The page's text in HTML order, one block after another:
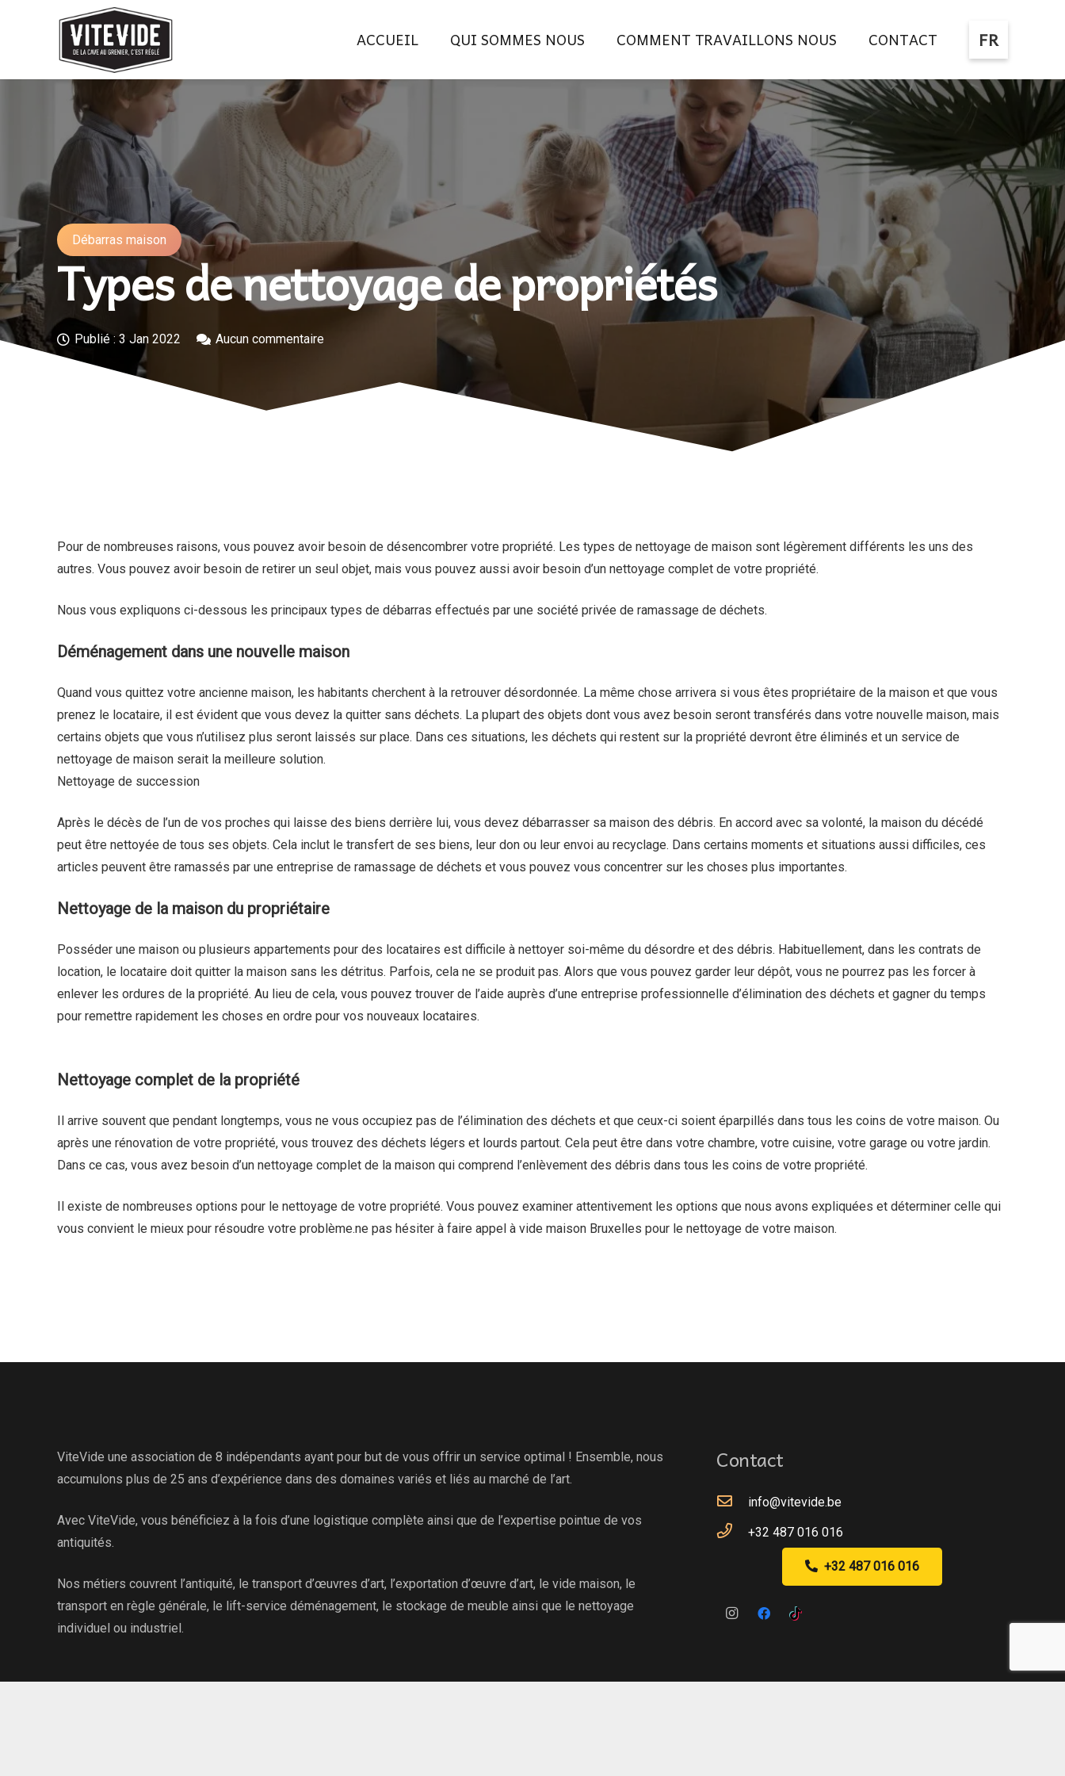
ACCUEIL QUI SOMMES NOUS COMMENT TRAVAILLONS NOUS CONTACT FR
Débarras maison
Types de nettoyage de propriétés
Publié :3 Jan 2022 Aucun commentaire
Pour de nombreuses raisons, vous pouvez avoir besoin de désencombrer votre propriété. Les types de nettoyage de maison sont légèrement différents les uns des
autres. Vous pouvez avoir besoin de retirer un seul objet, mais vous pouvez aussi avoir besoin d’un nettoyage complet de votre propriété.
Nous vous expliquons ci-dessous les principaux types de débarras effectués par une société privée de ramassage de déchets.
Déménagement dans une nouvelle maison
Quand vous quittez votre ancienne maison, les habitants cherchent à la retrouver désordonnée. La même chose arrivera si vous êtes propriétaire de la maison et que vous
prenez le locataire, il est évident que vous devez la quitter sans déchets. La plupart des objets dont vous avez besoin seront transférés dans votre nouvelle maison, mais
certains objets que vous n’utilisez plus seront laissés sur place. Dans ces situations, les déchets qui restent sur la propriété devront être éliminés et un service de
nettoyage de maison serait la meilleure solution.
Nettoyage de succession
Après le décès de l’un de vos proches qui laisse des biens derrière lui, vous devez débarrasser sa maison des débris. En accord avec sa volonté, la maison du décédé
peut être nettoyée de tous ses objets. Cela inclut le transfert de ses biens, leur don ou leur envoi au recyclage. Dans certains moments et situations aussi difficiles, ces
articles peuvent être ramassés par une entreprise de ramassage de déchets et vous pouvez vous concentrer sur les choses plus importantes.
Nettoyage de la maison du propriétaire
Posséder une maison ou plusieurs appartements pour des locataires est difficile à nettoyer soi-même du désordre et des débris. Habituellement, dans les contrats de
location, le locataire doit quitter la maison sans les détritus. Parfois, cela ne se produit pas. Alors que vous pouvez garder leur dépôt, vous ne pourrez pas les forcer à
enlever les ordures de la propriété. Au lieu de cela, vous pouvez trouver de l’aide auprès d’une entreprise professionnelle d’élimination des déchets et gagner du temps
pour remettre rapidement les choses en ordre pour vos nouveaux locataires.
Nettoyage complet de la propriété
Il arrive souvent que pendant longtemps, vous ne vous occupiez pas de l’élimination des déchets et que ceux-ci soient éparpillés dans tous les coins de votre maison. Ou
après une rénovation de votre propriété, vous trouvez des déchets légers et lourds partout. Cela peut être dans votre chambre, votre cuisine, votre garage ou votre jardin.
Dans ce cas, vous avez besoin d’un nettoyage complet de la maison qui comprend l’enlèvement des débris dans tous les coins de votre propriété.
Il existe de nombreuses options pour le nettoyage de votre propriété. Vous pouvez examiner attentivement les options que nous avons expliquées et déterminer celle qui
vous convient le mieux pour résoudre votre problème.ne pas hésiter à faire appel à vide maison Bruxelles pour le nettoyage de votre maison.
ViteVide une association de 8 indépendants ayant pour but de vous offrir un service optimal ! Ensemble, nous
accumulons plus de 25 ans d’expérience dans des domaines variés et liés au marché de l’art.
Avec ViteVide, vous bénéficiez à la fois d’une logistique complète ainsi que de l’expertise pointue de vos
antiquités.
Nos métiers couvrent l’antiquité, le transport d’œuvres d’art, l’exportation d’œuvre d’art, le vide maison, le
transport en règle générale, le lift-service déménagement, le stockage de meuble ainsi que le nettoyage
individuel ou industriel.
Contact
info@vitevide.be
+32 487 016 016
+32 487 016 016